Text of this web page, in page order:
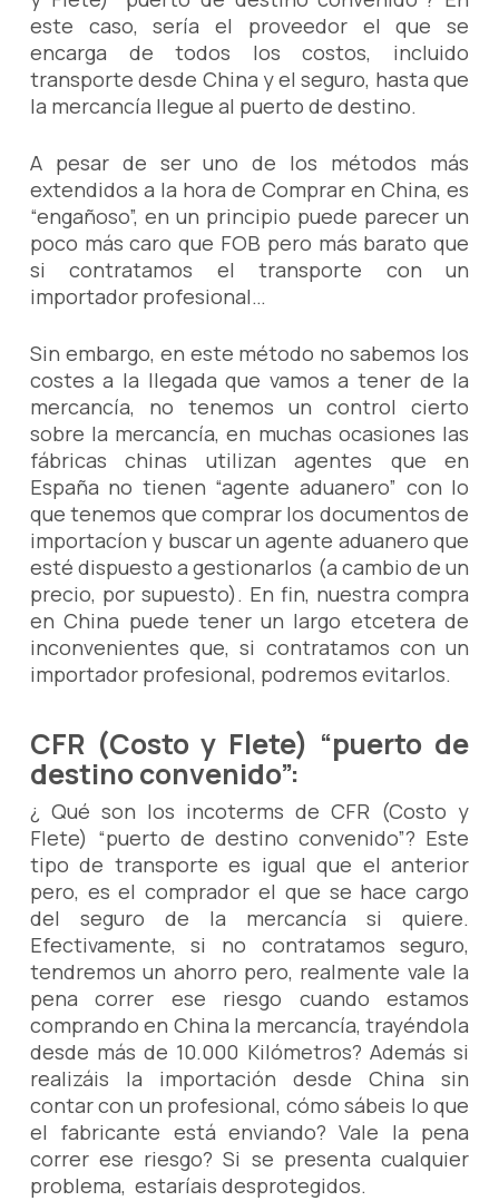
este caso, sería el proveedor el que se
encarga de todos los costos, incluido
transporte desde China y el seguro, hasta que
la mercancía llegue al puerto de destino.
A pesar de ser uno de los métodos más
extendidos a la hora de Comprar en China, es
“engañoso”, en un principio puede parecer un
poco más caro que FOB pero más barato que
si contratamos el transporte con un
importador profesional…
Sin embargo, en este método no sabemos los
costes a la llegada que vamos a tener de la
mercancía, no tenemos un control cierto
sobre la mercancía, en muchas ocasiones las
fábricas chinas utilizan agentes que en
España no tienen “agente aduanero” con lo
que tenemos que comprar los documentos de
importacíon y buscar un agente aduanero que
esté dispuesto a gestionarlos (a cambio de un
precio, por supuesto). En fin, nuestra compra
en China puede tener un largo etcetera de
inconvenientes que, si contratamos con un
importador profesional, podremos evitarlos.
CFR (Costo y Flete) “puerto de
destino convenido”:
¿ Qué son los incoterms de CFR (Costo y
Flete) “puerto de destino convenido”? Este
tipo de transporte es igual que el anterior
pero, es el comprador el que se hace cargo
del seguro de la mercancía si quiere.
Efectivamente, si no contratamos seguro,
tendremos un ahorro pero, realmente vale la
pena correr ese riesgo cuando estamos
comprando en China la mercancía, trayéndola
desde más de 10.000 Kilómetros? Además si
realizáis la importación desde China sin
contar con un profesional, cómo sábeis lo que
el fabricante está enviando? Vale la pena
correr ese riesgo? Si se presenta cualquier
problema, estaríais desprotegidos.